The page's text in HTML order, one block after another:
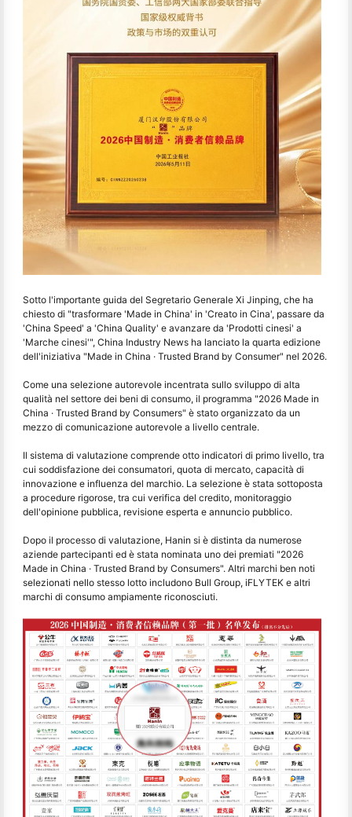
Sotto l'importante guida del Segretario Generale Xi Jinping, che ha
chiesto di "trasformare 'Made in China' in 'Creato in Cina', passare da
'China Speed' a 'China Quality' e avanzare da 'Prodotti cinesi' a
'Marche cinesi'", China Industry News ha lanciato la quarta edizione
dell'iniziativa "Made in China · Trusted Brand by Consumer" nel 2026.
Come una selezione autorevole incentrata sullo sviluppo di alta
qualità nel settore dei beni di consumo, il programma "2026 Made in
China · Trusted Brand by Consumers" è stato organizzato da un
mezzo di comunicazione autorevole a livello centrale.
Il sistema di valutazione comprende otto indicatori di primo livello, tra
cui soddisfazione dei consumatori, quota di mercato, capacità di
innovazione e influenza del marchio. La selezione è stata sottoposta
a procedure rigorose, tra cui verifica del credito, monitoraggio
dell'opinione pubblica, revisione esperta e annuncio pubblico.
Dopo il processo di valutazione, Hanin si è distinta da numerose
aziende partecipanti ed è stata nominata uno dei premiati "2026
Made in China · Trusted Brand by Consumers". Altri marchi ben noti
selezionati nello stesso lotto includono Bull Group, iFLYTEK e altri
marchi di consumo ampiamente riconosciuti.